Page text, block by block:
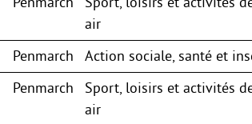
air
Penmarch Action sociale, santé et
Penmarch
Sport, loisirs et activités
air